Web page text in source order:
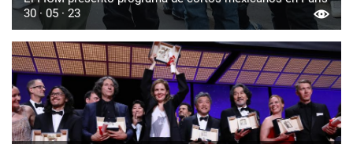
30 · 05 · 23